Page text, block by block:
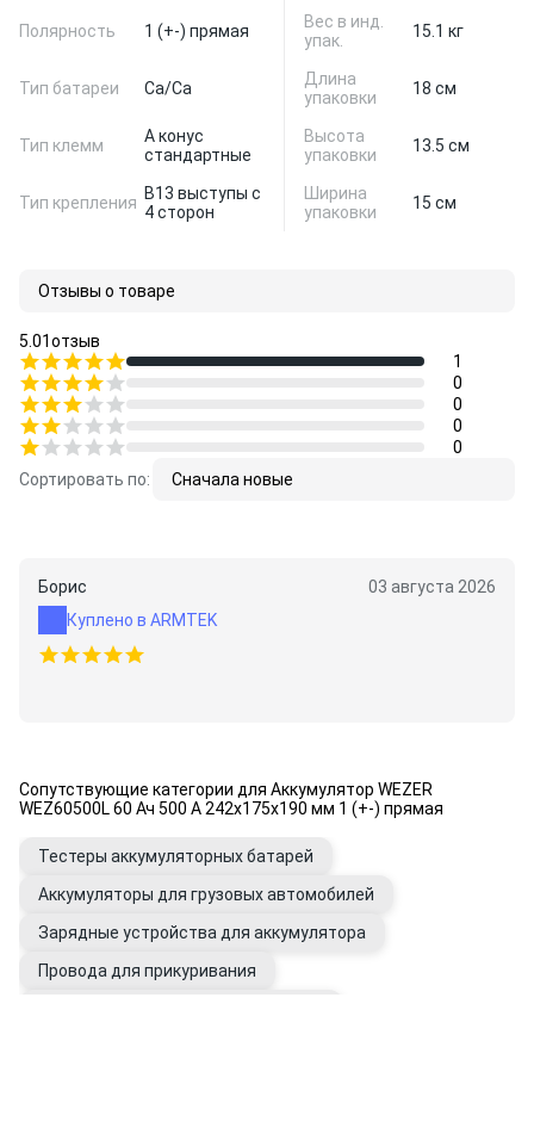
Полярность 1 (+-) прямая
Тип батареи Ca/Ca
Тип клемм
A конус
стандартные
Тип крепления B13 выступы с
4 сторон
Вес в инд.
упак.
15.1 кг
Длина
упаковки
18 см
Высота
упаковки
13.5 см
Ширина
упаковки
15 см
Отзывы о товаре
5.01отзыв
1
0
0
0
0
Сортировать по:
Сначала новые
Борис
03 августа 2026
Куплено в ARMTEK
Сопутствующие категории для Аккумулятор WEZER
WEZ60500L 60 Ач 500 А 242x175x190 мм 1 (+-) прямая
Тестеры аккумуляторных батарей
Аккумуляторы для грузовых автомобилей
Зарядные устройства для аккумулятора
Провода для прикуривания